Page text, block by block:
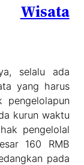
Wisata
selalu ada
yang harus
pengelolapun
kurun waktu
pengelolal
160 RMB
pada